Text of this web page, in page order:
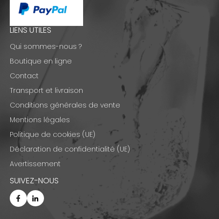
LIENS UTILES
Qui sommes-nous ?
Boutique en ligne
Contact
Transport et livraison
Conditions générales de vente
Mentions légales
Politique de cookies (UE)
Déclaration de confidentialité (UE)
Avertissement
SUIVEZ-NOUS